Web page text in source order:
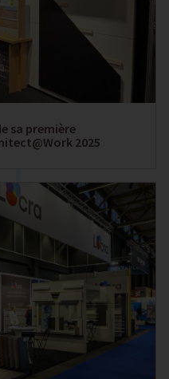
sa première
2025